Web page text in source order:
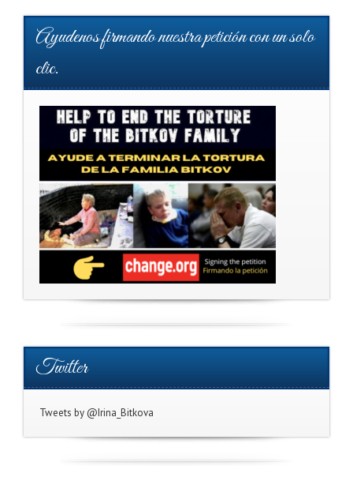
Ayudenos firmando nuestra petición con un solo
clic.
Twitter
Tweets by @Irina_Bitkova